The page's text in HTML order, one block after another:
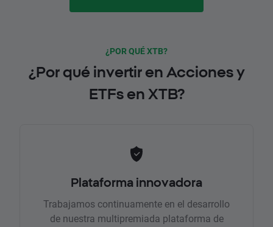
¿POR QUÉ XTB?
¿Por qué invertir en Acciones y
ETFs en XTB?
Plataforma innovadora
Trabajamos continuamente en el desarrollo
de nuestra multipremiada plataforma de